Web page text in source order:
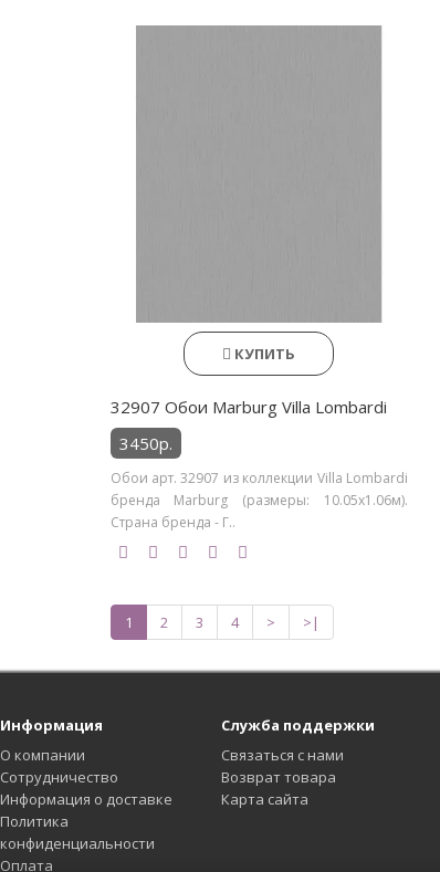
КУПИТЬ
32907 Обои Marburg Villa Lombardi
3450р.
Обои арт. 32907 из коллекции Villa Lombardi
бренда Marburg (размеры: 10.05х1.06м).
Страна бренда - Г..
1 2 3 4 > >|
Информация
О компании
Сотрудничество
Информация о доставке
Политика
конфиденциальности
Оплата
Служба поддержки
Связаться с нами
Возврат товара
Карта сайта